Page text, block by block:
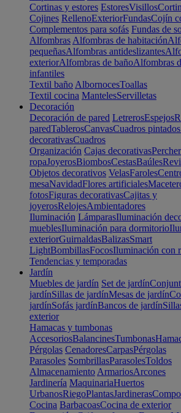
Cortinas y estores EstoresVisillos
Cojines RellenoExteriorFundasCojín
Complementos para sofás Fundas de
Alfombras Alfombras de habitación
pequeñasAlfombras antideslizantes
exteriorAlfombras de bañoAlfombras
infantiles
Textil baño AlbornocesToallas
Textil cocina MantelesServilletas
Decoración
Decoración de pared LetrerosEspejos
paredTablerosCanvasCuadros
decorativasCuadros
Organización Cajas decorativas
ropaJoyerosBiombosCestasBaúles
Objetos decorativos VelasFaroles
mesaNavidadFlores artificiales
fotosFiguras decorativasCajitas y
joyerosRelojesAmbientadores
Iluminación LámparasIluminación
mueblesIluminación para dormitorio
exteriorGuirnaldasBalizasSmart
LightBombillasFocosIluminación con
Tendencias y temporadas
Jardín
Muebles de jardín Set de jardín
jardínSillas de jardínMesas de jardín
jardínSofás jardínBancos de jardín
exterior
Hamacas y tumbonas
AccesoriosBalancinesTumbonas
Pérgolas CenadoresCarpasPérgolas
Parasoles SombrillasParasolesToldos
Almacenamiento ArmariosArcones
Jardinería MaquinariaHuertos
UrbanosRiegoPlantasJardineras
Cocina BarbacoasCocina de exterior